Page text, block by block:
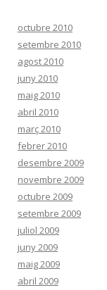
octubre 2010
setembre 2010
agost 2010
juny 2010
maig 2010
abril 2010
març 2010
febrer 2010
desembre 2009
novembre 2009
octubre 2009
setembre 2009
juliol 2009
juny 2009
maig 2009
abril 2009